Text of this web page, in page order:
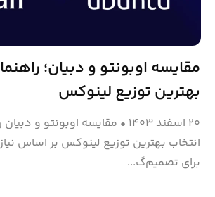
مقایسه اوبونتو و دبیان؛
بهترین توزیع لینوکس
۲۰ اسفند ۱۴۰۳ • مقایسه اوبونتو و دبیان
انتخاب بهترین توزیع لینوکس بر اساس
برای تصمیم‌گ...